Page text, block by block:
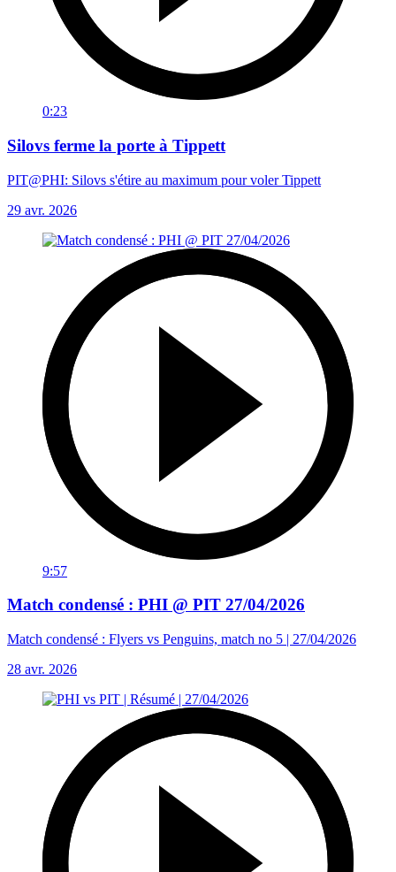
0:23
Silovs ferme la porte à Tippett
PIT@PHI: Silovs s'étire au maximum pour voler Tippett
29 avr. 2026
9:57
Match condensé : PHI @ PIT 27/04/2026
Match condensé : Flyers vs Penguins, match no 5 | 27/04/2026
28 avr. 2026